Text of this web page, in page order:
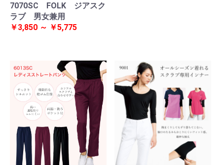
7070SC FOLK ジアスク
ラブ 男女兼用
￥3,850 ～ ￥5,775